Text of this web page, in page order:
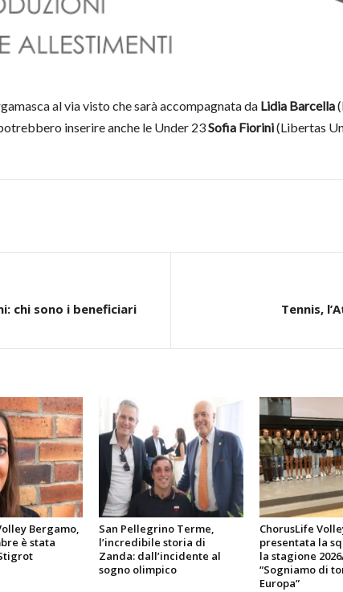
al via visto che sarà accompagnata da Lidia Barcella
inserire anche le Under 23Sofia Fiorini(Libertas
chi sono i beneficiari Tennis,
Bergamo,
è stata
San Pellegrino Terme,
l’incredibile storia di
Zanda: dall’incidente al
sogno olimpico
ChorusLife
presentata la
la stagione
“Sogniamo di
Europa”